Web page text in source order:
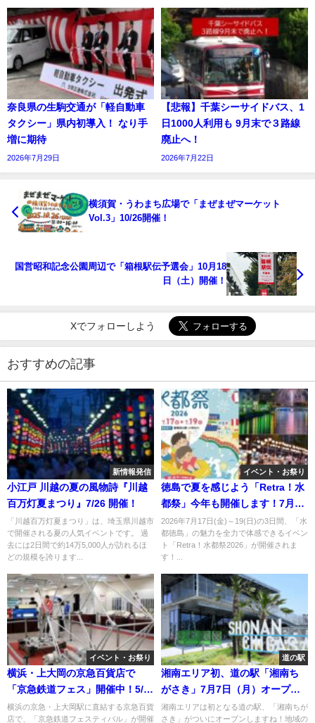
奈良県の生駒交通が「軽自動車
タクシー」県内初導入！ なり手
増に期待
2026年7月29日
【悲報】千葉シーサイドバス、1
日1000人利用も 9月末で３路線
廃止へ！
2026年7月22日
横須賀・うわまち広場で「まぜまぜマーケット
Vol.3」10/26開催！
国営昭和記念公園周辺で「箱根駅伝予選会」10月18
日（土）開催！
Xでフォローしよう
おすすめの記事
新情報発信
小江戸 川越の夏の風物詩『川越
百万灯夏まつり』7/26 開催！
「川越百万灯夏まつり」は、埼玉県川越市
で開催される夏の人気イベントです。 過
去には2日間で約14万5,000人が訪れるほ
どの規模を誇ります...
イベント・お祭り
徳島で夏を感じよう「Retra！水
都祭」今年も開催します！7月17
日～
2026年7月17日(金)～19(日)の3日間、「水
都徳島」の魅力を全力で体感できるイベン
ト「Retra！水都祭2026」が開催されま
す！...
イベント・お祭り
横浜・上大岡の京急百貨店で
「京急鉄道フェス」開催中！5/7
日まで
横浜の京急・上大岡駅に直結する京急百貨
店で、「京急鉄道フェスティバル」が開催
道の駅
湘南エリア初、道の駅「湘南ち
がさき」7月7日（月）オープ
ン！
湘南エリアは初となる道の駅、「湘南ちが
さき」がついにオープンしますね！地域の